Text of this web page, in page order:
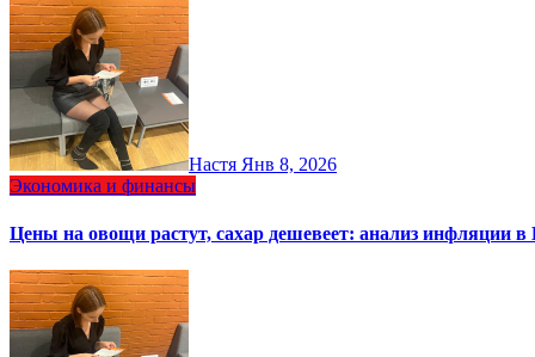
Настя Янв 8, 2026
Экономика и финансы
Цены на овощи растут, сахар дешевеет: анализ инфляции в